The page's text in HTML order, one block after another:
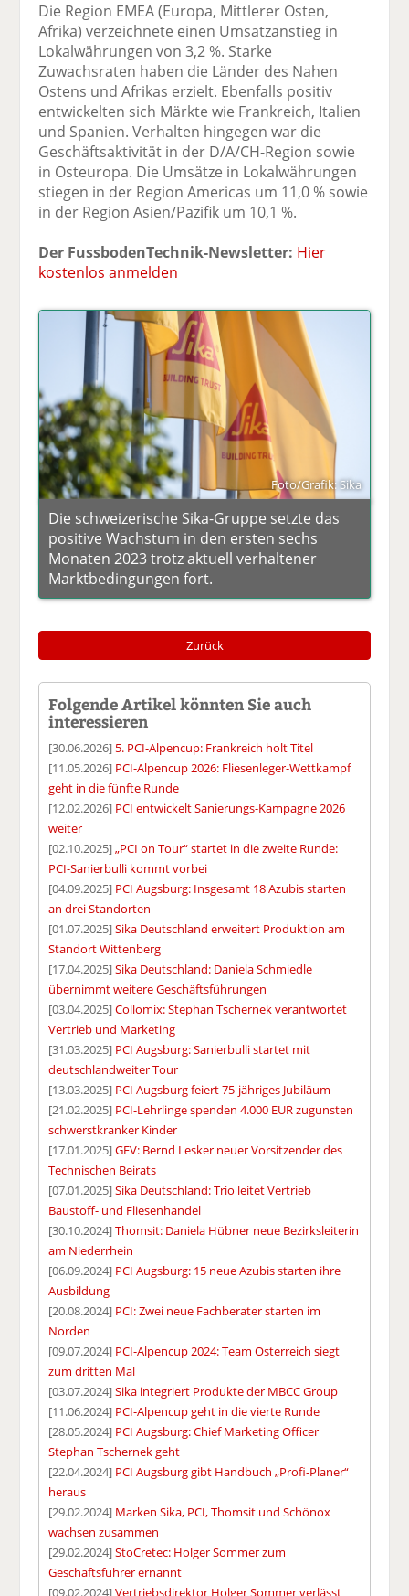
Die Region EMEA (Europa, Mittlerer Osten,
Afrika) verzeichnete einen Umsatzanstieg in
Lokalwährungen von 3,2 %. Starke
Zuwachsraten haben die Länder des Nahen
Ostens und Afrikas erzielt. Ebenfalls positiv
entwickelten sich Märkte wie Frankreich, Italien
und Spanien. Verhalten hingegen war die
Geschäftsaktivität in der D/A/CH-Region sowie
in Osteuropa. Die Umsätze in Lokalwährungen
stiegen in der Region Americas um 11,0 % sowie
in der Region Asien/Pazifik um 10,1 %.
Der FussbodenTechnik-Newsletter: Hier
kostenlos anmelden
Foto/Grafik: Sika
Die schweizerische Sika-Gruppe setzte das
positive Wachstum in den ersten sechs
Monaten 2023 trotz aktuell verhaltener
Marktbedingungen fort.
Zurück
Folgende Artikel könnten Sie auch
interessieren
[30.06.2026] 5. PCI-Alpencup: Frankreich holt Titel
[11.05.2026] PCI-Alpencup 2026: Fliesenleger-Wettkampf
geht in die fünfte Runde
[12.02.2026] PCI entwickelt Sanierungs-Kampagne 2026
weiter
[02.10.2025]„PCI on Tour“ startet in die zweite Runde:
PCI-Sanierbulli kommt vorbei
[04.09.2025] PCI Augsburg: Insgesamt 18 Azubis starten
an drei Standorten
[01.07.2025]Sika Deutschland erweitert Produktion am
Standort Wittenberg
[17.04.2025]Sika Deutschland: Daniela Schmiedle
übernimmt weitere Geschäftsführungen
[03.04.2025]Collomix: Stephan Tschernek verantwortet
Vertrieb und Marketing
[31.03.2025] PCI Augsburg: Sanierbulli startet mit
deutschlandweiter Tour
[13.03.2025] PCI Augsburg feiert 75-jähriges Jubiläum
[21.02.2025] PCI-Lehrlinge spenden 4.000 EUR zugunsten
schwerstkranker Kinder
[17.01.2025]GEV: Bernd Lesker neuer Vorsitzender des
Technischen Beirats
[07.01.2025]Sika Deutschland: Trio leitet Vertrieb
Baustoff- und Fliesenhandel
[30.10.2024]Thomsit: Daniela Hübner neue Bezirksleiterin
am Niederrhein
[06.09.2024] PCI Augsburg: 15 neue Azubis starten ihre
Ausbildung
[20.08.2024] PCI: Zwei neue Fachberater starten im
Norden
[09.07.2024] PCI-Alpencup 2024: Team Österreich siegt
zum dritten Mal
[03.07.2024]Sika integriert Produkte der MBCC Group
[11.06.2024] PCI-Alpencup geht in die vierte Runde
[28.05.2024] PCI Augsburg: Chief Marketing Officer
Stephan Tschernek geht
[22.04.2024] PCI Augsburg gibt Handbuch „Profi-Planer“
heraus
[29.02.2024] Marken Sika, PCI, Thomsit und Schönox
wachsen zusammen
[29.02.2024]StoCretec: Holger Sommer zum
Geschäftsführer ernannt